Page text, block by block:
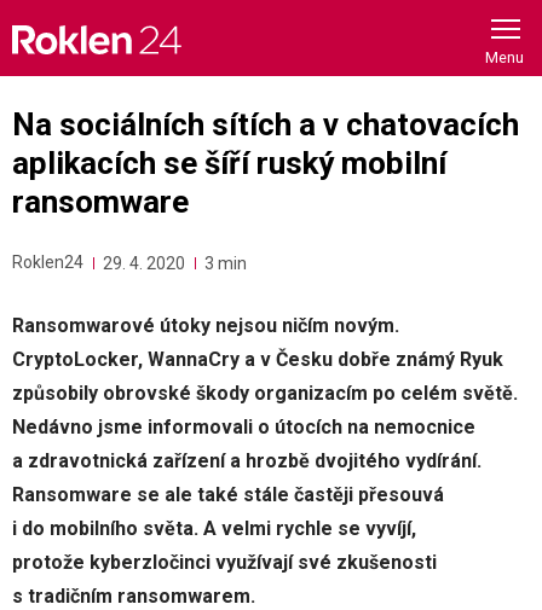
content
Na sociálních sítích a v chatovacích
aplikacích se šíří ruský mobilní
ransomware
Roklen24 29. 4. 2020 3 min
Ransomwarové útoky nejsou ničím novým.
CryptoLocker, WannaCry a v Česku dobře známý Ryuk
způsobily obrovské škody organizacím po celém světě.
Nedávno jsme informovali o útocích na nemocnice
a zdravotnická zařízení a hrozbě dvojitého vydírání.
Ransomware se ale také stále častěji přesouvá
i do mobilního světa. A velmi rychle se vyvíjí,
protože kyberzločinci využívají své zkušenosti
s tradičním ransomwarem.